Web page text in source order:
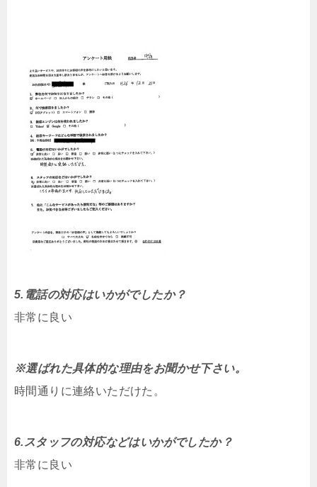
5.電話の対応はいかがでしたか？
非常に良い
※選ばれた具体的な理由をお聞かせ下さい。
時間通りに連絡いただけた。
6.スタッフの対応などはいかがでしたか？
非常に良い